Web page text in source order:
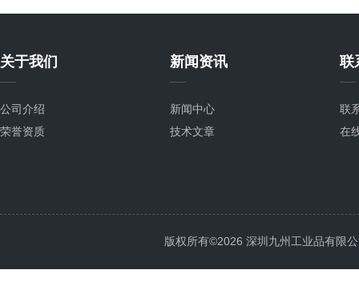
关于我们
公司介绍
荣誉资质
新闻资讯
新闻中心
技术文章
联
联
在
版权所有©2026 深圳九州工业品有限